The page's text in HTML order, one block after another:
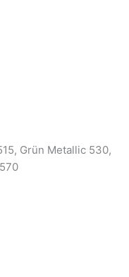
Grün Metallic 530,